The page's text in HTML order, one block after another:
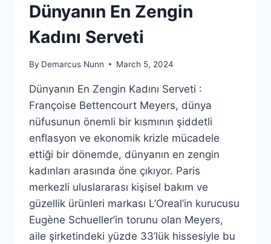
Dünyanın En Zengin
Kadını Serveti
By Demarcus Nunn March 5, 2024
Dünyanın En Zengin Kadını Serveti :
Françoise Bettencourt Meyers, dünya
nüfusunun önemli bir kısmının şiddetli
enflasyon ve ekonomik krizle mücadele
ettiği bir dönemde, dünyanın en zengin
kadınları arasında öne çıkıyor. Paris
merkezli uluslararası kişisel bakım ve
güzellik ürünleri markası L’Oreal’in kurucusu
Eugène Schueller’in torunu olan Meyers,
aile şirketindeki yüzde 33’lük hissesiyle bu